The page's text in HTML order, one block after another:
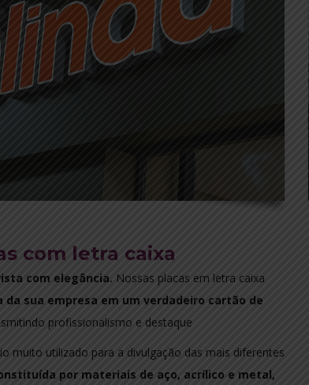
com letra caixa
com elegância. Nossas placas em letra caixa
sua empresa em um verdadeiro cartão de
profissionalismo e destaque
muito utilizado para a divulgação das mais diferentes
por materiais de aço, acrílico e metal,